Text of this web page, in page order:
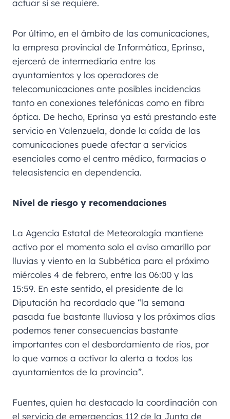
actuar si se requiere.
Por último, en el ámbito de las comunicaciones,
la empresa provincial de Informática, Eprinsa,
ejercerá de intermediaria entre los
ayuntamientos y los operadores de
telecomunicaciones ante posibles incidencias
tanto en conexiones telefónicas como en fibra
óptica. De hecho, Eprinsa ya está prestando este
servicio en Valenzuela, donde la caída de las
comunicaciones puede afectar a servicios
esenciales como el centro médico, farmacias o
teleasistencia en dependencia.
Nivel de riesgo y recomendaciones
La Agencia Estatal de Meteorología mantiene
activo por el momento solo el aviso amarillo por
lluvias y viento en la Subbética para el próximo
miércoles 4 de febrero, entre las 06:00 y las
15:59. En este sentido, el presidente de la
Diputación ha recordado que “la semana
pasada fue bastante lluviosa y los próximos días
podemos tener consecuencias bastante
importantes con el desbordamiento de ríos, por
lo que vamos a activar la alerta a todos los
ayuntamientos de la provincia”.
Fuentes, quien ha destacado la coordinación con
el servicio de emergencias 112 de la Junta de